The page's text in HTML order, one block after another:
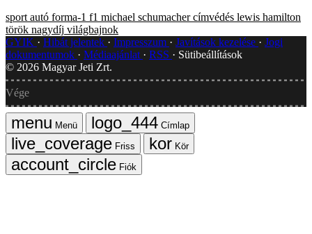
sport autó forma-1 f1 michael schumacher címvédés lewis hamilton
török nagydíj világbajnok
GYIK
Hibát jelentek Impresszum Javítások kezelése
Jogi
dokumentumok
Médiaajánlat RSS
Sütibeállítások
© 2026 Magyar Jeti Zrt.
Vége
Menü
Címlap
Friss
Kör
Fiók